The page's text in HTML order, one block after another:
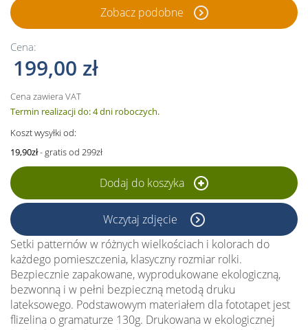
Zobacz podobne
Cena:
199,00 zł
Cena zawiera VAT
Termin realizacji do: 4 dni roboczych.
Koszt wysyłki od:
19,90zł- gratis od 299zł
Dodaj do koszyka
Wczytaj zdjęcie
Setki patternów w różnych wielkościach i kolorach do
każdego pomieszczenia, klasyczny rozmiar rolki.
Bezpiecznie zapakowane, wyprodukowane ekologiczną,
bezwonną i w pełni bezpieczną metodą druku
lateksowego. Podstawowym materiałem dla fototapet jest
flizelina o gramaturze 130g. Drukowana w ekologicznej